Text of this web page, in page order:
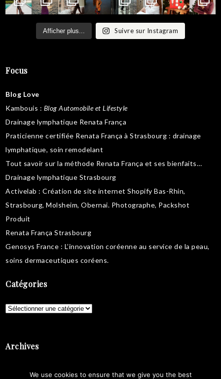
Afficher plus... Suivre sur Instagram
Focus
Blog Love
Kambouis : Blog Automobile et Lifestyle
Drainage lymphatique Renata França
Praticienne certifiée Renata França à Strasbourg : drainage
lymphatique, soin remodelant
Tout savoir sur la méthode Renata França et ses bienfaits…
Drainage lymphatique Strasbourg
Activelab : Création de site internet Shopify Bas-Rhin,
Strasbourg, Molsheim, Obernai. Photographe, Packshot
Produit
Renata França Strasbourg
Genosys France : L’innovation coréenne au service de la peau,
soins dermaceutiques coréens.
Catégories
Catégories
Archives
We use cookies to ensure that we give you the best